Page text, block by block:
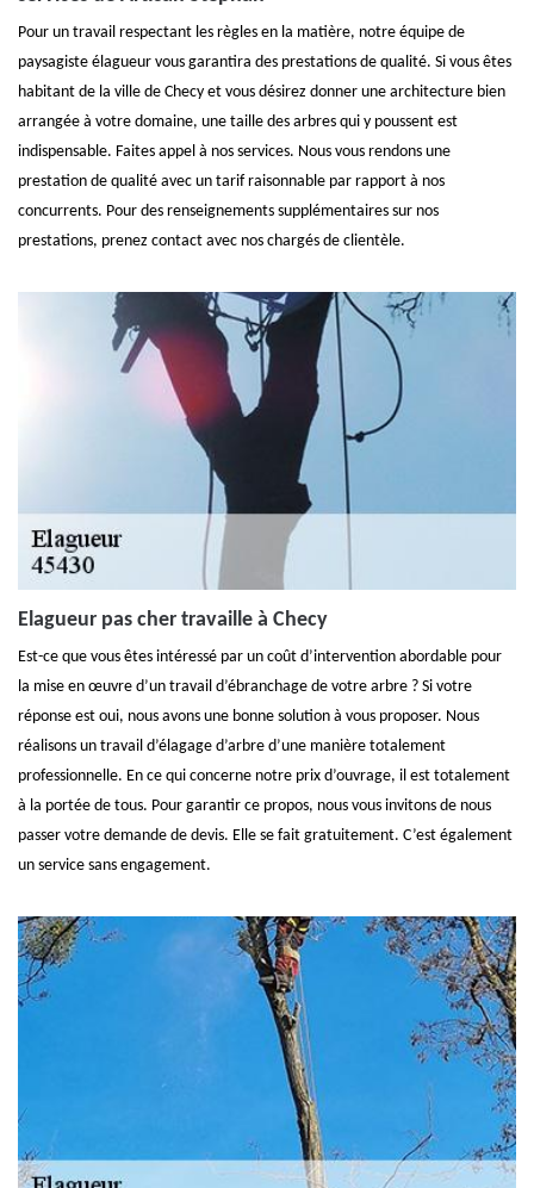
Pour un travail respectant les règles en la matière, notre équipe de
paysagiste élagueur vous garantira des prestations de qualité. Si vous êtes
habitant de la ville de Checy et vous désirez donner une architecture bien
arrangée à votre domaine, une taille des arbres qui y poussent est
indispensable. Faites appel à nos services. Nous vous rendons une
prestation de qualité avec un tarif raisonnable par rapport à nos
concurrents. Pour des renseignements supplémentaires sur nos
prestations, prenez contact avec nos chargés de clientèle.
Elagueur pas cher travaille à Checy
Est-ce que vous êtes intéressé par un coût d’intervention abordable pour
la mise en œuvre d’un travail d’ébranchage de votre arbre ? Si votre
réponse est oui, nous avons une bonne solution à vous proposer. Nous
réalisons un travail d’élagage d’arbre d’une manière totalement
professionnelle. En ce qui concerne notre prix d’ouvrage, il est totalement
à la portée de tous. Pour garantir ce propos, nous vous invitons de nous
passer votre demande de devis. Elle se fait gratuitement. C’est également
un service sans engagement.